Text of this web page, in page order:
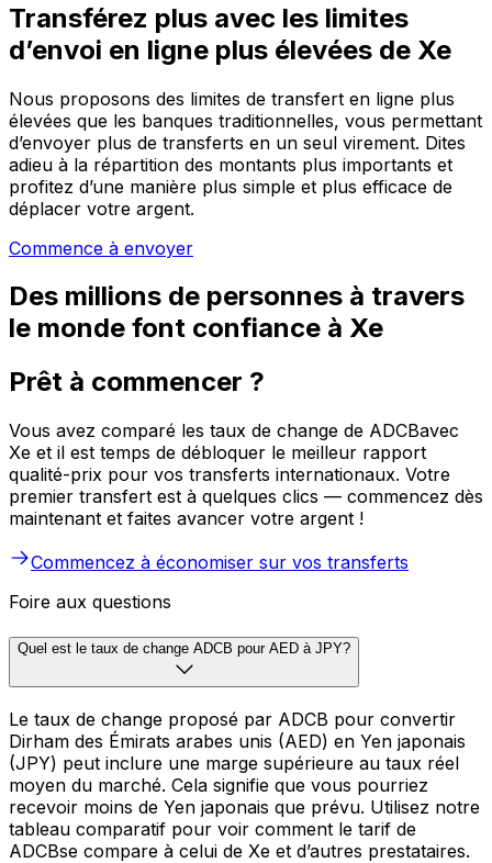
Transférez plus avec les limites
d’envoi en ligne plus élevées de Xe
Nous proposons des limites de transfert en ligne plus
élevées que les banques traditionnelles, vous permettant
d’envoyer plus de transferts en un seul virement. Dites
adieu à la répartition des montants plus importants et
profitez d’une manière plus simple et plus efficace de
déplacer votre argent.
Commence à envoyer
Des millions de personnes à travers
le monde font confiance à Xe
Prêt à commencer ?
Vous avez comparé les taux de change de ADCBavec
Xe et il est temps de débloquer le meilleur rapport
qualité-prix pour vos transferts internationaux. Votre
premier transfert est à quelques clics — commencez dès
maintenant et faites avancer votre argent !
Commencez à économiser sur vos transferts
Foire aux questions
Quel est le taux de change ADCB pour AED à JPY?
Le taux de change proposé par ADCB pour convertir
Dirham des Émirats arabes unis (AED) en Yen japonais
(JPY) peut inclure une marge supérieure au taux réel
moyen du marché. Cela signifie que vous pourriez
recevoir moins de Yen japonais que prévu. Utilisez notre
tableau comparatif pour voir comment le tarif de
ADCBse compare à celui de Xe et d’autres prestataires.